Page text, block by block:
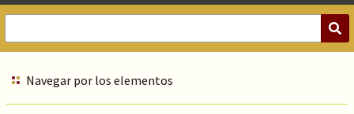
Navegar por los elementos